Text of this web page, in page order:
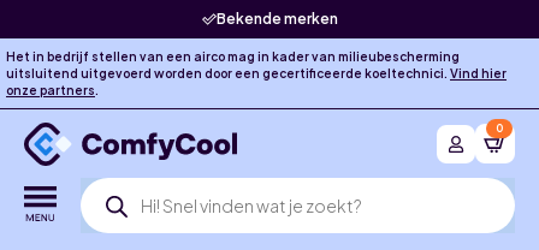
Bekende merken
Het in bedrijf stellen van een airco mag in kader van milieubescherming
uitsluitend uitgevoerd worden door een gecertificeerde koeltechnici. Vind hier
onze partners.
Producten
zoeken
0